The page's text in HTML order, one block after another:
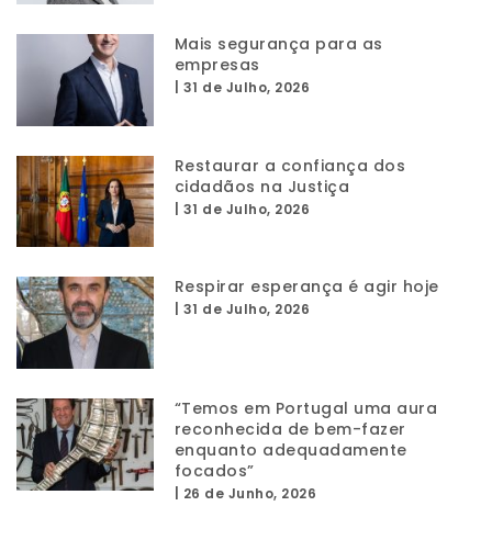
Mais segurança para as
empresas
31 de Julho, 2026
Restaurar a confiança dos
cidadãos na Justiça
31 de Julho, 2026
Respirar esperança é agir hoje
31 de Julho, 2026
“Temos em Portugal uma aura
reconhecida de bem-fazer
enquanto adequadamente
focados”
26 de Junho, 2026